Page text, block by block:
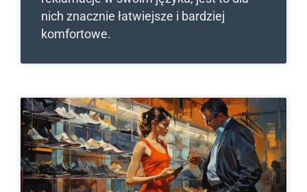
nich znacznie łatwiejsze i bardziej
komfortowe.